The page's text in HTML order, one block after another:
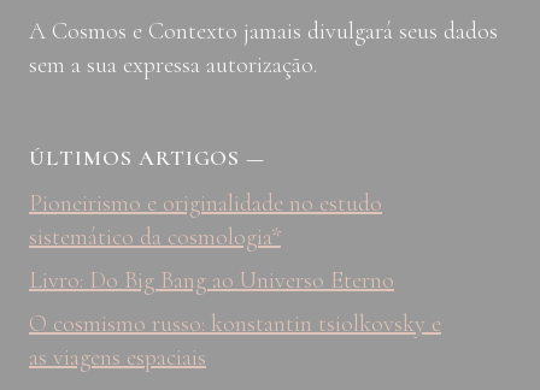
A Cosmos e Contexto jamais divulgará seus dados
sem a sua expressa autorização.
ÚLTIMOS ARTIGOS—
Pioneirismo e originalidade no estudo
sistemático da cosmologia*
Livro: Do Big Bang ao Universo Eterno
O cosmismo russo: konstantin tsiolkovsky e
as viagens espaciais